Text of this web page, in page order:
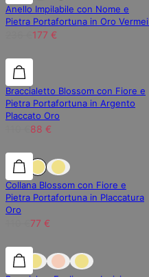
Anello Impilabile con Nome e
Pietra Portafortuna in Oro Vermeil
177 €
20% di sconto
Braccialetto Blossom con Fiore e
Pietra Portafortuna in Argento
Placcato Oro
88 €
30% di sconto
Collana Blossom con Fiore e
Pietra Portafortuna in Placcatura
Oro
77 €
30% di sconto